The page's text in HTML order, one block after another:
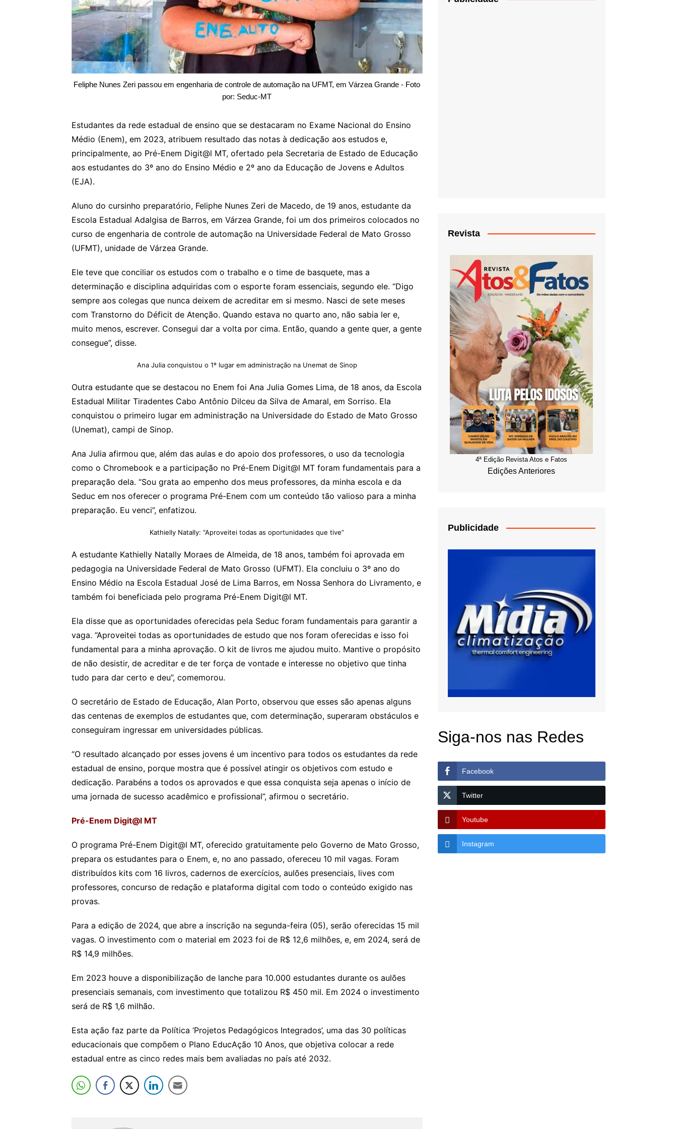
Feliphe Nunes Zeri passou em engenharia de controle de automação na UFMT, em Várzea Grande - Foto
por: Seduc-MT
Estudantes da rede estadual de ensino que se destacaram no Exame Nacional do Ensino
Médio (Enem), em 2023, atribuem resultado das notas à dedicação aos estudos e,
principalmente, ao Pré-Enem Digit@l MT, ofertado pela Secretaria de Estado de Educação
aos estudantes do 3º ano do Ensino Médio e 2º ano da Educação de Jovens e Adultos
(EJA).
Aluno do cursinho preparatório, Feliphe Nunes Zeri de Macedo, de 19 anos, estudante da
Escola Estadual Adalgisa de Barros, em Várzea Grande, foi um dos primeiros colocados no
curso de engenharia de controle de automação na Universidade Federal de Mato Grosso
(UFMT), unidade de Várzea Grande.
Ele teve que conciliar os estudos com o trabalho e o time de basquete, mas a
determinação e disciplina adquiridas com o esporte foram essenciais, segundo ele. “Digo
sempre aos colegas que nunca deixem de acreditar em si mesmo. Nasci de sete meses
com Transtorno do Déficit de Atenção. Quando estava no quarto ano, não sabia ler e,
muito menos, escrever. Consegui dar a volta por cima. Então, quando a gente quer, a gente
consegue”, disse.
Ana Julia conquistou o 1º lugar em administração na Unemat de Sinop
Outra estudante que se destacou no Enem foi Ana Julia Gomes Lima, de 18 anos, da Escola
Estadual Militar Tiradentes Cabo Antônio Dilceu da Silva de Amaral, em Sorriso. Ela
conquistou o primeiro lugar em administração na Universidade do Estado de Mato Grosso
(Unemat), campi de Sinop.
Ana Julia afirmou que, além das aulas e do apoio dos professores, o uso da tecnologia
como o Chromebook e a participação no Pré-Enem Digit@l MT foram fundamentais para a
preparação dela. “Sou grata ao empenho dos meus professores, da minha escola e da
Seduc em nos oferecer o programa Pré-Enem com um conteúdo tão valioso para a minha
preparação. Eu venci”, enfatizou.
Kathielly Natally: “Aproveitei todas as oportunidades que tive”
A estudante Kathielly Natally Moraes de Almeida, de 18 anos, também foi aprovada em
pedagogia na Universidade Federal de Mato Grosso (UFMT). Ela concluiu o 3º ano do
Ensino Médio na Escola Estadual José de Lima Barros, em Nossa Senhora do Livramento, e
também foi beneficiada pelo programa Pré-Enem Digit@l MT.
Ela disse que as oportunidades oferecidas pela Seduc foram fundamentais para garantir a
vaga. “Aproveitei todas as oportunidades de estudo que nos foram oferecidas e isso foi
fundamental para a minha aprovação. O kit de livros me ajudou muito. Mantive o propósito
de não desistir, de acreditar e de ter força de vontade e interesse no objetivo que tinha
tudo para dar certo e deu”, comemorou.
O secretário de Estado de Educação, Alan Porto, observou que esses são apenas alguns
das centenas de exemplos de estudantes que, com determinação, superaram obstáculos e
conseguiram ingressar em universidades públicas.
“O resultado alcançado por esses jovens é um incentivo para todos os estudantes da rede
estadual de ensino, porque mostra que é possível atingir os objetivos com estudo e
dedicação. Parabéns a todos os aprovados e que essa conquista seja apenas o início de
uma jornada de sucesso acadêmico e profissional”, afirmou o secretário.
Pré-Enem Digit@l MT
O programa Pré-Enem Digit@l MT, oferecido gratuitamente pelo Governo de Mato Grosso,
prepara os estudantes para o Enem, e, no ano passado, ofereceu 10 mil vagas. Foram
distribuídos kits com 16 livros, cadernos de exercícios, aulões presenciais, lives com
professores, concurso de redação e plataforma digital com todo o conteúdo exigido nas
provas.
Para a edição de 2024, que abre a inscrição na segunda-feira (05), serão oferecidas 15 mil
vagas. O investimento com o material em 2023 foi de R$ 12,6 milhões, e, em 2024, será de
R$ 14,9 milhões.
Em 2023 houve a disponibilização de lanche para 10.000 estudantes durante os aulões
presenciais semanais, com investimento que totalizou R$ 450 mil. Em 2024 o investimento
será de R$ 1,6 milhão.
Esta ação faz parte da Política ‘Projetos Pedagógicos Integrados’, uma das 30 políticas
educacionais que compõem o Plano EducAção 10 Anos, que objetiva colocar a rede
estadual entre as cinco redes mais bem avaliadas no país até 2032.
Revista
4ª Edição Revista Atos e Fatos
Edições Anteriores
Publicidade
Siga-nos nas Redes
Facebook
Twitter
Youtube
Instagram